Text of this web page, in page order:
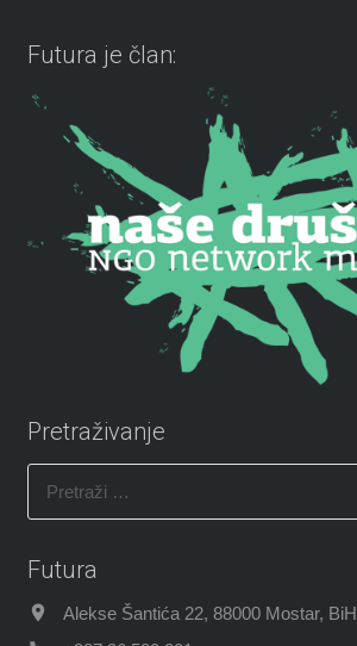
Futura je član:
Pretraživanje
Pretraži:
Futura
Alekse Šantića 22, 88000 Mostar, BiH